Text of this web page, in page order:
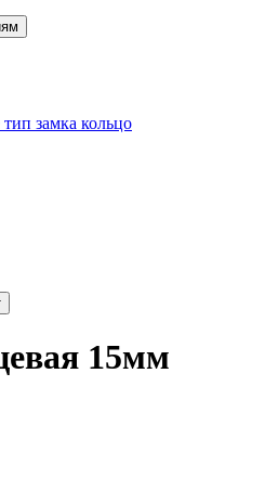
замка кольцо
15мм